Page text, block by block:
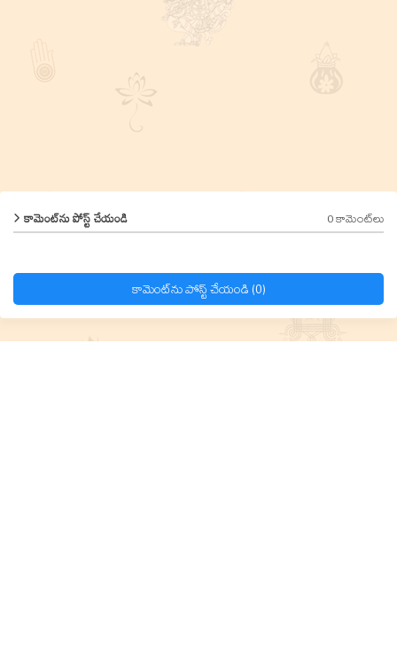
కామెంట్‌ను పోస్ట్ చేయండి 0 కామెంట్‌లు
కామెంట్‌ను పోస్ట్ చేయండి (0)